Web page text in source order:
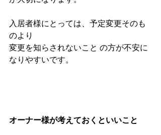
入居者様にとっては、予定変更そのも
のより
変更を知らされないこと の方が不安に
なりやすいです。
オーナー様が考えておくといいこと